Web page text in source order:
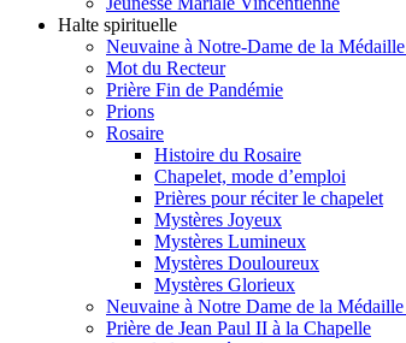
Halte spirituelle
Neuvaine à Notre-Dame de la
Mot du Recteur
Prière Fin de Pandémie
Prions
Rosaire
Histoire du Rosaire
Chapelet, mode d’emploi
Prières pour réciter le chapelet
Mystères Joyeux
Mystères Lumineux
Mystères Douloureux
Mystères Glorieux
Neuvaine à Notre Dame de la
Prière de Jean Paul II à la Chapelle